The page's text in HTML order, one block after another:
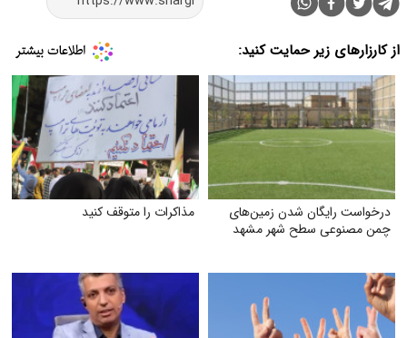
از کارزارهای زیر حمایت کنید:
درخواست رایگان شدن زمین‌های
چمن مصنوعی سطح شهر مشهد
مذاکرات را متوقف کنید